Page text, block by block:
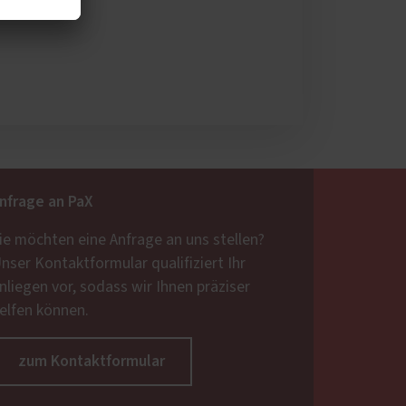
an PaX
möchten eine Anfrage an uns stellen?
Kontaktformular qualifiziert Ihr
vor, sodass wir Ihnen präziser
können.
zum Kontaktformular